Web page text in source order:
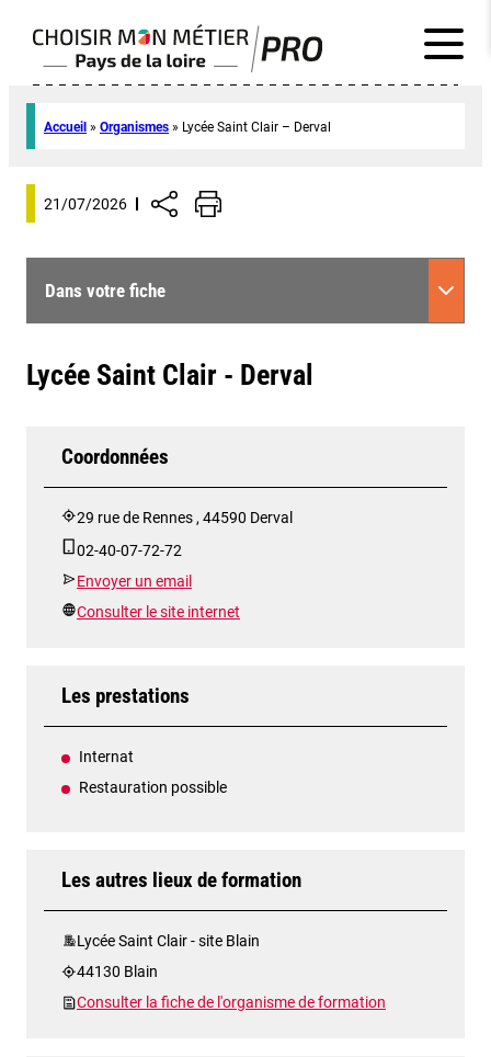
Accueil » Organismes » Lycée Saint Clair – Derval
21/07/2026
Dans votre fiche
Lycée Saint Clair - Derval
Coordonnées
29 rue de Rennes , 44590 Derval
02-40-07-72-72
Envoyer un email
Consulter le site internet
Les prestations
Internat
Restauration possible
Les autres lieux de formation
Lycée Saint Clair - site Blain
44130 Blain
Consulter la fiche de l'organisme de formation